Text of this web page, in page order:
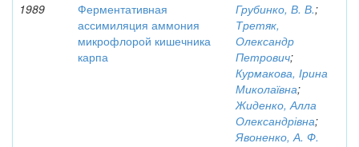
1989
Ферментативная
ассимиляция аммония
микрофлорой кишечника
карпа
Грубинко, В. В.;
Третяк,
Олександр
Петрович;
Курмакова, Ірина
Миколаївна;
Жиденко, Алла
Олександрівна;
Явоненко, А. Ф.